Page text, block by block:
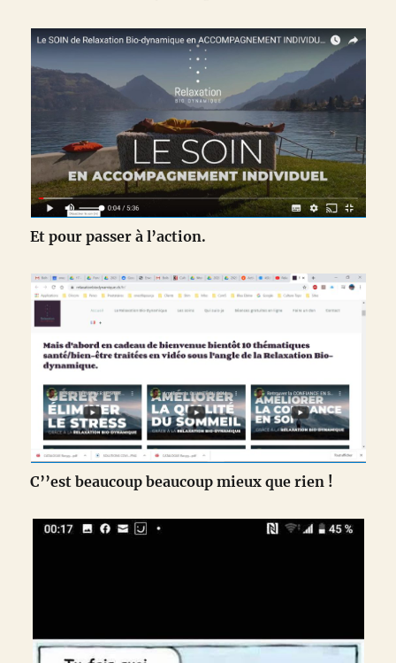
Et pour passer à l’action.
C’’est beaucoup beaucoup mieux que rien !